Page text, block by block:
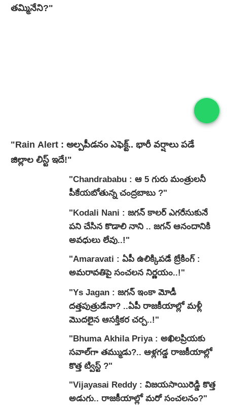
తమ్మినేని?"
"Rain Alert : అల్పపీడనం ఎఫెక్ట్.. భారీ వర్షాలు పడే
జిల్లాల లిస్ట్ ఇదే!"
"Chandrababu : ఆ 5 గురు మంత్రులనీ
పీకేయబోతున్న చంద్రబాబు ?"
"Kodali Nani : జగన్ కాలర్ ఎగరేసుకునే
పని చేసిన కొడాలి నాని .. జగన్ ఆనందానికి
అవధులు లేవు..!"
"Amaravati : ఏపీ ఉలిక్కిపడే బ్రేకింగ్ :
అమరావతిపై సంచలన నిర్ణయం..!"
"Ys Jagan : జగన్ ఇంకా మోడీ
దత్తపుత్రుడేనా? ..ఏపీ రాజకీయాల్లో మళ్లీ
మొదలైన ఆసక్తికర చర్చ..!"
"Bhuma Akhila Priya : అఖిలప్రియకు
సవాల్‌గా తమ్ముడు?.. ఆళ్లగడ్డ రాజకీయాల్లో
కొత్త ట్విస్ట్ ?"
"Vijayasai Reddy : విజయసాయిరెడ్డి కొత్త
అడుగు.. రాజకీయాల్లో మరో సంచలనం?"